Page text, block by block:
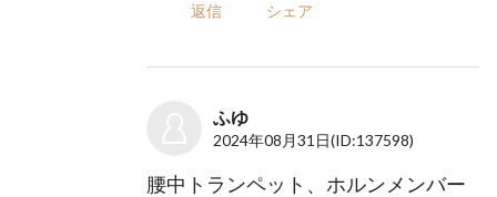
返信 シェア
ふゆ
2024年08月31日(ID:137598)
腰中トランペット、ホルンメンバー